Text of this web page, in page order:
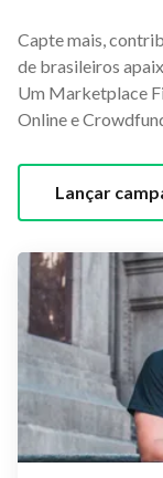
Capte mais,
de brasileiros
Um Marketplace
Online e
Lançar